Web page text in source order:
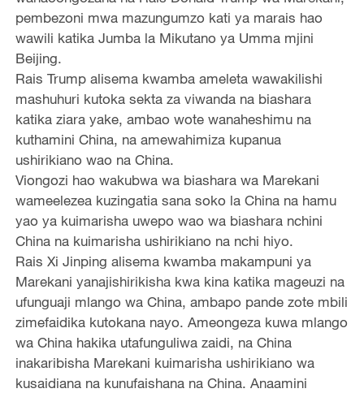
pembezoni mwa mazungumzo kati ya marais hao
wawili katika Jumba la Mikutano ya Umma mjini
Beijing.
Rais Trump alisema kwamba ameleta wawakilishi
mashuhuri kutoka sekta za viwanda na biashara
katika ziara yake, ambao wote wanaheshimu na
kuthamini China, na amewahimiza kupanua
ushirikiano wao na China.
Viongozi hao wakubwa wa biashara wa Marekani
wameelezea kuzingatia sana soko la China na hamu
yao ya kuimarisha uwepo wao wa biashara nchini
China na kuimarisha ushirikiano na nchi hiyo.
Rais Xi Jinping alisema kwamba makampuni ya
Marekani yanajishirikisha kwa kina katika mageuzi na
ufunguaji mlango wa China, ambapo pande zote mbili
zimefaidika kutokana nayo. Ameongeza kuwa mlango
wa China hakika utafunguliwa zaidi, na China
inakaribisha Marekani kuimarisha ushirikiano wa
kusaidiana na kunufaishana na China. Anaamini